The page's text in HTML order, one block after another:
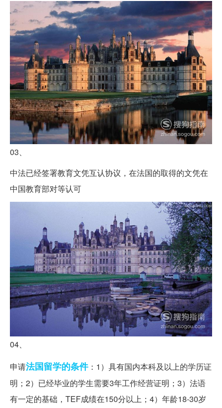
03、
中法已经签署教育文凭互认协议，在法国的取得的文凭在
中国教育部对等认可
04、
申请法国留学的条件：1）具有国内本科及以上的学历证
明；2）已经毕业的学生需要3年工作经营证明；3）法语
有一定的基础，TEF成绩在150分以上；4）年龄18-30岁